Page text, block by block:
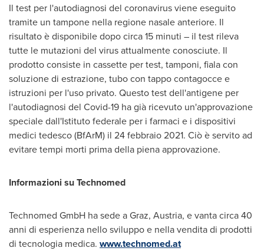
Il test per l'autodiagnosi del coronavirus viene eseguito
tramite un tampone nella regione nasale anteriore. Il
risultato è disponibile dopo circa 15 minuti – il test rileva
tutte le mutazioni del virus attualmente conosciute. Il
prodotto consiste in cassette per test, tamponi, fiala con
soluzione di estrazione, tubo con tappo contagocce e
istruzioni per l'uso privato. Questo test dell'antigene per
l'autodiagnosi del Covid-19 ha già ricevuto un'approvazione
speciale dall'Istituto federale per i farmaci e i dispositivi
medici tedesco (BfArM) il 24 febbraio 2021. Ciò è servito ad
evitare tempi morti prima della piena approvazione.
Informazioni su Technomed
Technomed GmbH ha sede aGraz, Austria, e vanta circa 40
anni di esperienza nello sviluppo e nella vendita di prodotti
di tecnologia medica. www.technomed.at